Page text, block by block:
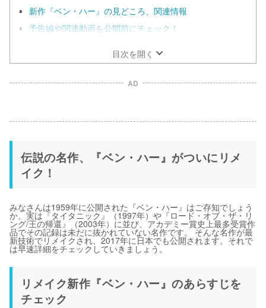
新作『ベン・ハー』の見どころ、関連情報
予告編や関連動画を公開前にチェック！
目次を開く
AD
伝説の名作、『ベン・ハー』がついにリメ
イク！
みなさんは1959年に公開された『ベン・ハー』はご存知でしょう
か。実は『タイタニック』（1997年）や『ロード・オブ・ザ・リ
ング/王の帰還』（2003年）に並び、アカデミー賞史上最多受賞作
品でその記録は未だに抜かれていない名作です。 そんな名作が最
新技術でリメイクされ、2017年に日本でも公開されます。それで
は早速詳細をチェックしていきましょう。
リメイク新作『ベン・ハー』のあらすじを
チェック